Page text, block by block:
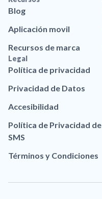
Blog
Aplicación movil
Recursos de marca
Legal
Política de privacidad
Privacidad de Datos
Accesibilidad
Política de Privacidad de
SMS
Términos y Condiciones